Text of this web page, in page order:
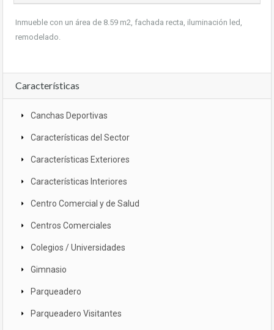
Inmueble con un área de 8.59 m2, fachada recta, iluminación led,
remodelado.
Características
Canchas Deportivas
Características del Sector
Características Exteriores
Características Interiores
Centro Comercial y de Salud
Centros Comerciales
Colegios / Universidades
Gimnasio
Parqueadero
Parqueadero Visitantes